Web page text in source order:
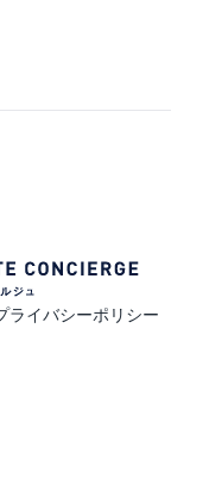
ライバシーポリシー